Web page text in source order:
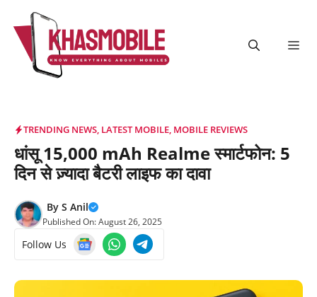
content
TRENDING NEWS, LATEST MOBILE, MOBILE REVIEWS
धांसू 15,000 mAh Realme स्मार्टफोन: 5
दिन से ज़्यादा बैटरी लाइफ का दावा
By S Anil
Published On:August 26, 2025
Follow Us